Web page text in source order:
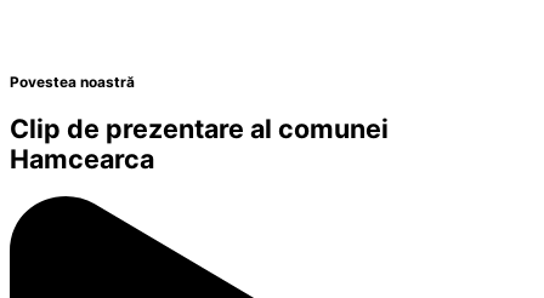
Povestea noastră
Clip de prezentare al comunei
Hamcearca